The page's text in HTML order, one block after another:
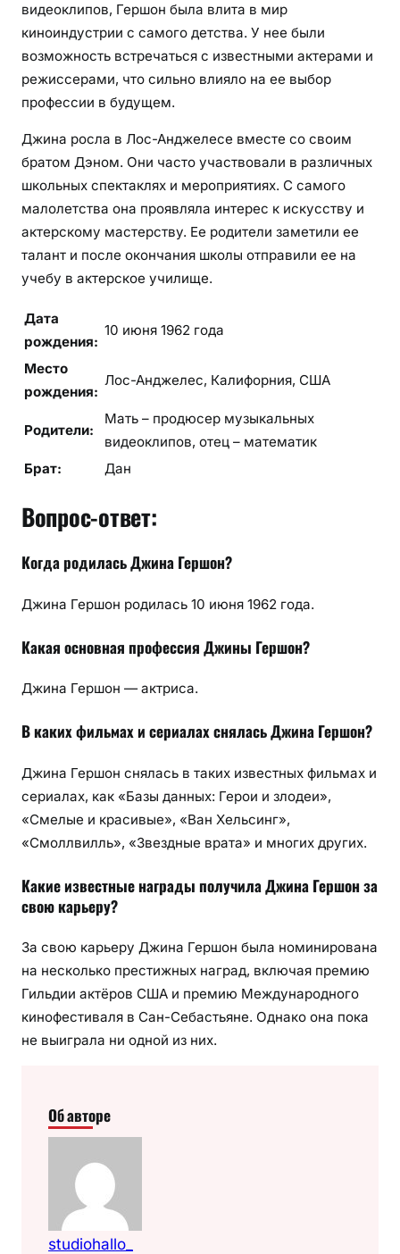
видеоклипов, Гершон была влита в мир
киноиндустрии с самого детства. У нее были
возможность встречаться с известными актерами и
режиссерами, что сильно влияло на ее выбор
профессии в будущем.
Джина росла в Лос-Анджелесе вместе со своим
братом Дэном. Они часто участвовали в различных
школьных спектаклях и мероприятиях. С самого
малолетства она проявляла интерес к искусству и
актерскому мастерству. Ее родители заметили ее
талант и после окончания школы отправили ее на
учебу в актерское училище.
Дата
рождения:
10 июня 1962 года
Место
рождения:
Лос-Анджелес, Калифорния, США
Родители:
Мать – продюсер музыкальных
видеоклипов, отец – математик
Брат:
Дан
Вопрос-ответ:
Когда родилась Джина Гершон?
Джина Гершон родилась 10 июня 1962 года.
Какая основная профессия Джины Гершон?
Джина Гершон — актриса.
В каких фильмах и сериалах снялась Джина Гершон?
Джина Гершон снялась в таких известных фильмах и
сериалах, как «Базы данных: Герои и злодеи»,
«Смелые и красивые», «Ван Хельсинг»,
«Смоллвилль», «Звездные врата» и многих других.
Какие известные награды получила Джина Гершон за
свою карьеру?
За свою карьеру Джина Гершон была номинирована
на несколько престижных наград, включая премию
Гильдии актёров США и премию Международного
кинофестиваля в Сан-Себастьяне. Однако она пока
не выиграла ни одной из них.
Об авторе
studiohallo_